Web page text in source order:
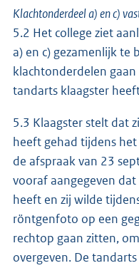
Klachtonderdeel a) en c)
5.2 Het college ziet
a) en c) gezamenlijk te
klachtonderdelen
tandarts klaagster
5.3 Klaagster stelt dat
heeft gehad tijdens
de afspraak van 23
vooraf aangegeven
heeft en zij wilde
röntgenfoto op een
rechtop gaan zitten,
overgeven. De